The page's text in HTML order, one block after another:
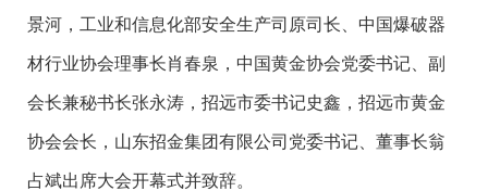
景河，工业和信息化部安全生产司原司长、中国爆破器
材行业协会理事长肖春泉，中国黄金协会党委书记、副
会长兼秘书长张永涛，招远市委书记史鑫，招远市黄金
协会会长，山东招金集团有限公司党委书记、董事长翁
占斌出席大会开幕式并致辞。